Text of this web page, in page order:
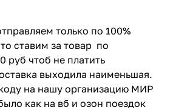
только по 100%
ставим за товар по
руб чтоб не платить
выходила наименьшая.
на нашу организацию МИР
как на вб и озон поездок